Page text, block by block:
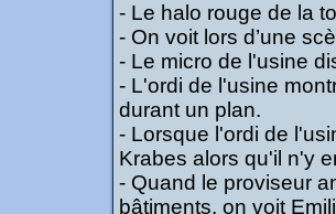
- Le halo rouge de la
- On voit lors d’une
- Le micro de l'usine
- L'ordi de l'usine
durant un plan.
- Lorsque l'ordi de
Krabes alors qu'il n'y
- Quand le proviseur
bâtiments, on voit